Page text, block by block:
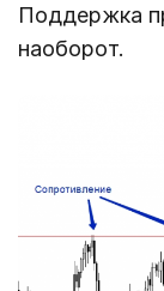
Поддержка
наоборот.